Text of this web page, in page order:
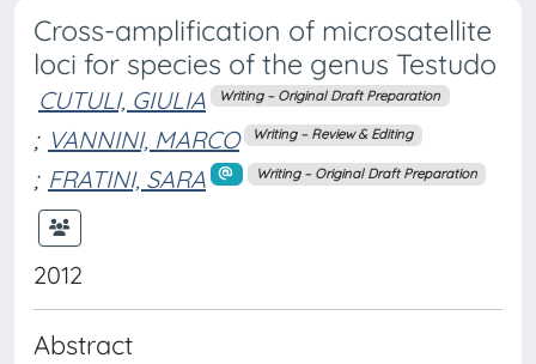
Cross-amplification of microsatellite
loci for species of the genus Testudo
CUTULI, GIULIA Writing – Original Draft Preparation
; VANNINI, MARCO Writing – Review & Editing
; FRATINI, SARA Writing – Original Draft Preparation
2012
Abstract